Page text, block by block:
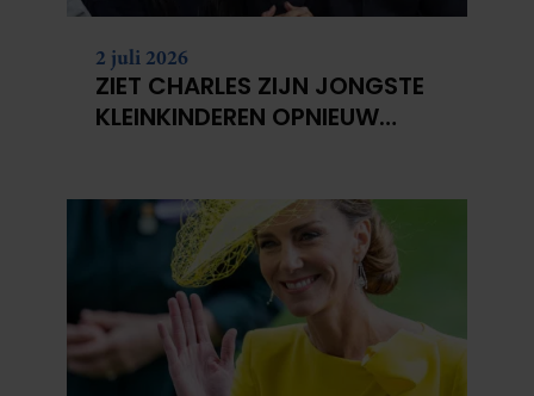
2 juli 2026
ZIET CHARLES ZIJN JONGSTE
KLEINKINDEREN OPNIEUW